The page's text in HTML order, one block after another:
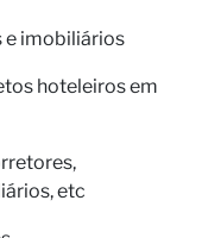
e imobiliários
hoteleiros em
etc